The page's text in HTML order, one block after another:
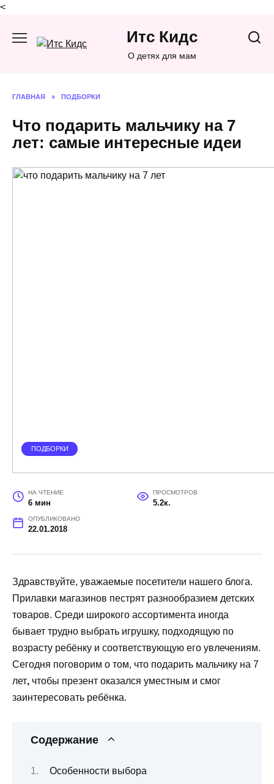
<
содержанию
Итс Кидс
О детях для мам
ГЛАВНАЯ » ПОДБОРКИ
Что подарить мальчику на 7
лет: самые интересные идеи
ПОДБОРКИ
НА ЧТЕНИЕ
6 мин
ПРОСМОТРОВ
5.2к.
ОПУБЛИКОВАНО
22.01.2018
Здравствуйте, уважаемые посетители нашего блога.
Прилавки магазинов пестрят разнообразием детских
товаров. Среди широкого ассортимента иногда
бывает трудно выбрать игрушку, подходящую по
возрасту ребёнку и соответствующую его увлечениям.
Сегодня поговорим о том, что подарить мальчику на 7
лет, чтобы презент оказался уместным и смог
заинтересовать ребёнка.
Содержание
Особенности выбора